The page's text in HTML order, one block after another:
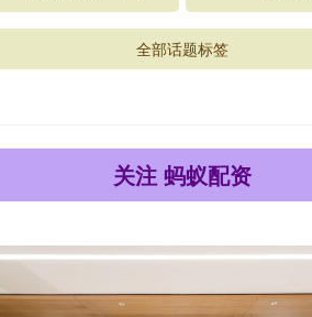
全部话题标签
关注 蚂蚁配资